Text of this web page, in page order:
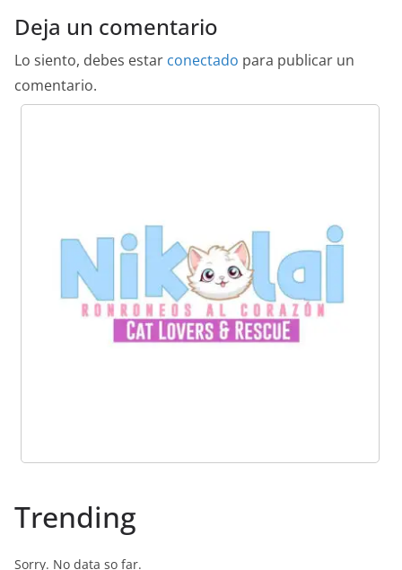
Deja un comentario
Lo siento, debes estar conectado para publicar un
comentario.
Trending
Sorry. No data so far.